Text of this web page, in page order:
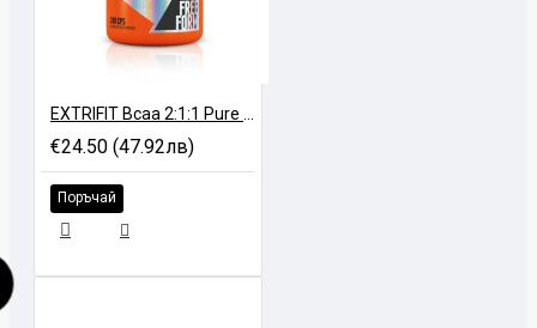
EXTRIFIT Bcaa 2:1:1 Pure - 240 caps
€24.50 (47.92лв)
Поръчай